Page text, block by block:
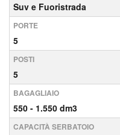
Suv e Fuoristrada
PORTE
5
POSTI
5
BAGAGLIAIO
550 - 1.550 dm3
CAPACITÀ SERBATOIO